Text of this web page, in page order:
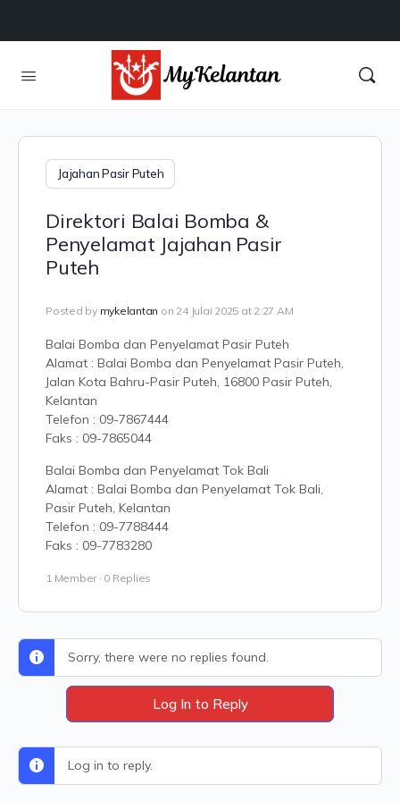
Jajahan Pasir Puteh
Direktori Balai Bomba &
Penyelamat Jajahan Pasir
Puteh
Posted by mykelantan on 24 Julai 2025 at 2:27 AM
Balai Bomba dan Penyelamat Pasir Puteh
Alamat : Balai Bomba dan Penyelamat Pasir Puteh,
Jalan Kota Bahru-Pasir Puteh, 16800 Pasir Puteh,
Kelantan
Telefon : 09-7867444
Faks : 09-7865044
Balai Bomba dan Penyelamat Tok Bali
Alamat : Balai Bomba dan Penyelamat Tok Bali,
Pasir Puteh, Kelantan
Telefon : 09-7788444
Faks : 09-7783280
1 Member · 0 Replies
Sorry, there were no replies found.
Log In to Reply
Log in to reply.